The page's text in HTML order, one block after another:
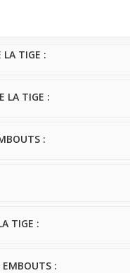
achat, cet anneau
LA TIGE :
LA TIGE :
:
TIGE :
EMBOUTS :